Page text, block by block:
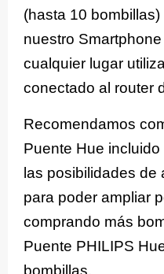
(hasta 10
nuestro
cualquier lugar
conectado al router
Recomendamos
Puente Hue
las posibilidades de
para poder ampliar
comprando más
Puente PHILIPS